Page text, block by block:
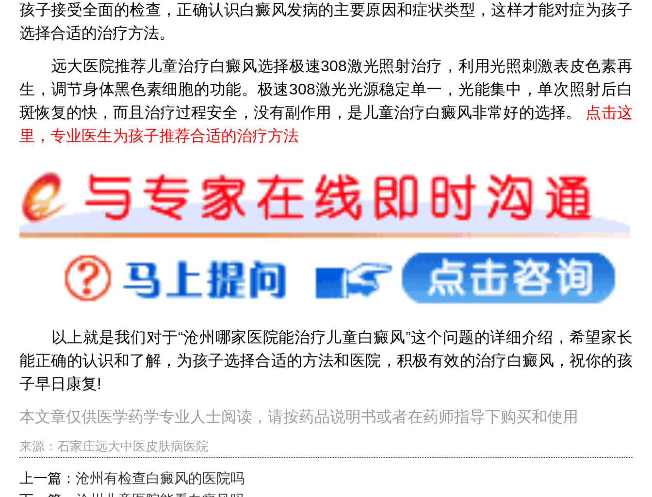
孩子接受全面的检查，正确认识白癜风发病的主要原因和症状类型，这样才能对症为孩子
选择合适的治疗方法。
远大医院推荐儿童治疗白癜风选择极速308激光照射治疗，利用光照刺激表皮色素再
生，调节身体黑色素细胞的功能。极速308激光光源稳定单一，光能集中，单次照射后白
斑恢复的快，而且治疗过程安全，没有副作用，是儿童治疗白癜风非常好的选择。
点击这
里，专业医生为孩子推荐合适的治疗方法
以上就是我们对于“沧州哪家医院能治疗儿童白癜风”这个问题的详细介绍，希望家长
能正确的认识和了解，为孩子选择合适的方法和医院，积极有效的治疗白癜风，祝你的孩
子早日康复!
本文章仅供医学药学专业人士阅读，请按药品说明书或者在药师指导下购买和使用
来源：石家庄远大中医皮肤病医院
上一篇：沧州有检查白癜风的医院吗